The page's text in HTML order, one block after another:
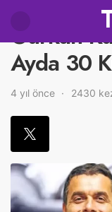
Gürkan
Ayda 30
4 yıl önce 2430